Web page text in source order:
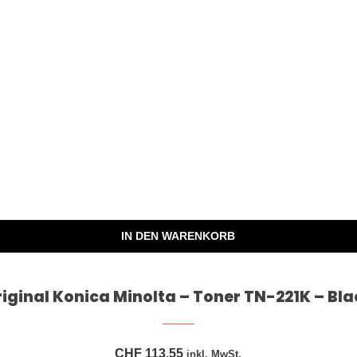
IN DEN WARENKORB
Konica Minolta – Toner TN-221K –
CHF 113,55 inkl. MwSt.